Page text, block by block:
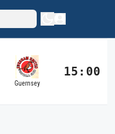
Guernsey
15:00